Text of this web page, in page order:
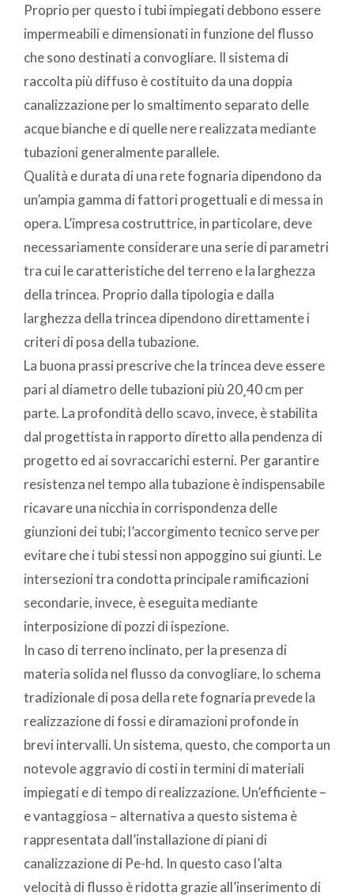
Proprio per questo i tubi impiegati debbono essere
impermeabili e dimensionati in funzione del flusso
che sono destinati a convogliare. Il sistema di
raccolta più diffuso è costituito da una doppia
canalizzazione per lo smaltimento separato delle
acque bianche e di quelle nere realizzata mediante
tubazioni generalmente parallele.
Qualità e durata di una rete fognaria dipendono da
un’ampia gamma di fattori progettuali e di messa in
opera. L’impresa costruttrice, in particolare, deve
necessariamente considerare una serie di parametri
tra cui le caratteristiche del terreno e la larghezza
della trincea. Proprio dalla tipologia e dalla
larghezza della trincea dipendono direttamente i
criteri di posa della tubazione.
La buona prassi prescrive che la trincea deve essere
pari al diametro delle tubazioni più 20¸40 cm per
parte. La profondità dello scavo, invece, è stabilita
dal progettista in rapporto diretto alla pendenza di
progetto ed ai sovraccarichi esterni. Per garantire
resistenza nel tempo alla tubazione è indispensabile
ricavare una nicchia in corrispondenza delle
giunzioni dei tubi; l’accorgimento tecnico serve per
evitare che i tubi stessi non appoggino sui giunti. Le
intersezioni tra condotta principale ramificazioni
secondarie, invece, è eseguita mediante
interposizione di pozzi di ispezione.
In caso di terreno inclinato, per la presenza di
materia solida nel flusso da convogliare, lo schema
tradizionale di posa della rete fognaria prevede la
realizzazione di fossi e diramazioni profonde in
brevi intervalli. Un sistema, questo, che comporta un
notevole aggravio di costi in termini di materiali
impiegati e di tempo di realizzazione. Un’efficiente –
e vantaggiosa – alternativa a questo sistema è
rappresentata dall’installazione di piani di
canalizzazione di Pe-hd. In questo caso l’alta
velocità di flusso è ridotta grazie all’inserimento di